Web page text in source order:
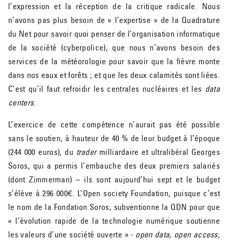
l’expression et la réception de la critique radicale. Nous
n’avons pas plus besoin de « l’expertise » de la Quadrature
du Net pour savoir quoi penser de l’organisation informatique
de la société (cyberpolice), que nous n’avons besoin des
services de la météorologie pour savoir que la fièvre monte
dans nos eaux et forêts ; et que les deux calamités sont liées.
C’est qu’il faut refroidir les centrales nucléaires et les data
centers.
L’exercice de cette compétence n’aurait pas été possible
sans le soutien, à hauteur de 40 % de leur budget à l’époque
(244 000 euros), du tradermilliardaire et ultralibéral Georges
Soros, qui a permis l’embauche des deux premiers salariés
(dont Zimmerman) – ils sont aujourd’hui sept et le budget
s’élève à 296 000€. L’Open society Foundation, puisque c’est
le nom de la Fondation Soros, subventionne la QDN pour que
« l’évolution rapide de la technologie numérique soutienne
les valeurs d’une société ouverte » - open data, open access,